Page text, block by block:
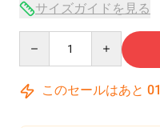
サイズガイドを見る
このセールはあと 01